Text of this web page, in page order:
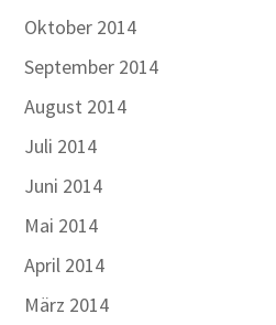
Oktober 2014
September 2014
August 2014
Juli 2014
Juni 2014
Mai 2014
April 2014
März 2014